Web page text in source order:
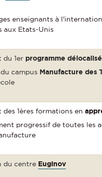
enseignants à
aux Etats-Unis
du 1er programme délocalisé
campus Manufacture des
des 1ères formations en
progressif de toutes les
du centre Euginov